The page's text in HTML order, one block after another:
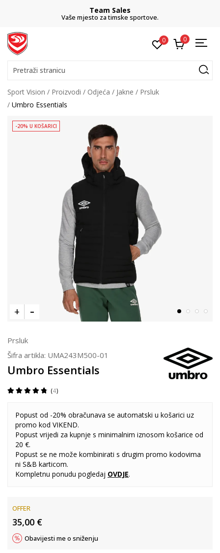
Team Sales
Vaše mjesto za timske sportove.
0 0
Pretraži stranicu
Sport Vision Proizvodi Odjeća Jakne
Prsluk
Umbro Essentials
-20% U KOŠARICI
Prsluk
Šifra artikla: UMA243M500-01
Umbro Essentials
4
Popust od -20% obračunava se automatski u košarici uz
promo kod VIKEND.
Popust vrijedi za kupnje s minimalnim iznosom košarice od
20 €.
Popust se ne može kombinirati s drugim promo kodovima
ni S&B karticom.
Kompletnu ponudu pogledaj OVDJE.
OFFER
35,00 €
Obavijesti me o sniženju